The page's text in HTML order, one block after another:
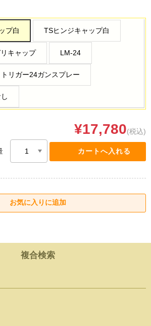
プ白 TSヒンジキャップ白
キャップ LM-24
リガー24ガンスプレー
¥17,780(税込)
複合検索